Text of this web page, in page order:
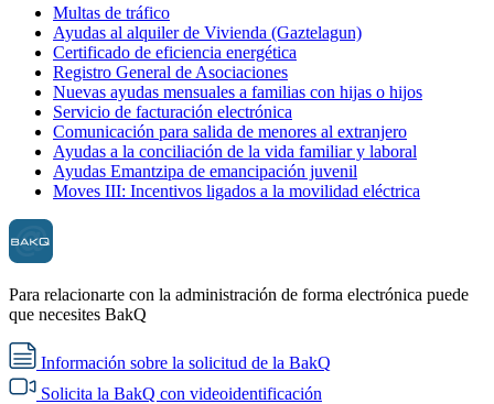
Multas de tráfico
Ayudas al alquiler de Vivienda (Gaztelagun)
Certificado de eficiencia energética
Registro General de Asociaciones
Nuevas ayudas mensuales a familias con hijas o hijos
Servicio de facturación electrónica
Comunicación para salida de menores al extranjero
Ayudas a la conciliación de la vida familiar y laboral
Ayudas Emantzipa de emancipación juvenil
Moves III: Incentivos ligados a la movilidad eléctrica
Para relacionarte con la administración de forma electrónica puede
que necesites BakQ
Información sobre la solicitud de la BakQ
Solicita la BakQ con videoidentificación